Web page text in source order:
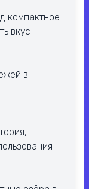
компактное
вкус
в